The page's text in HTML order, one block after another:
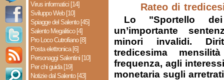
Virus informatici [14]
Sviluppo Web [10]
Spiagge del Salento [45]
Salento Megalitico [4]
Pro Loco Cutrofiano [8]
Posta elettronica [6]
Personaggi Salentini [10]
Per chi guida [19]
Notizie dal Salento [43]
Rateo di
Lo "Sportello
un’importante
minori invalidi.
tredicesima
frequenza, agli
monetaria sugli